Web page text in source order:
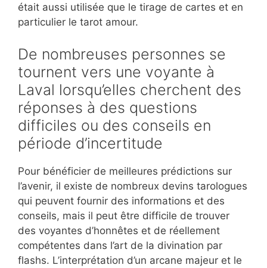
était aussi utilisée que le tirage de cartes et en
particulier le tarot amour.
De nombreuses personnes se
tournent vers une voyante à
Laval lorsqu’elles cherchent des
réponses à des questions
difficiles ou des conseils en
période d’incertitude
Pour bénéficier de meilleures prédictions sur
l’avenir, il existe de nombreux devins tarologues
qui peuvent fournir des informations et des
conseils, mais il peut être difficile de trouver
des voyantes d’honnêtes et de réellement
compétentes dans l’art de la divination par
flashs. L’interprétation d’un arcane majeur et le